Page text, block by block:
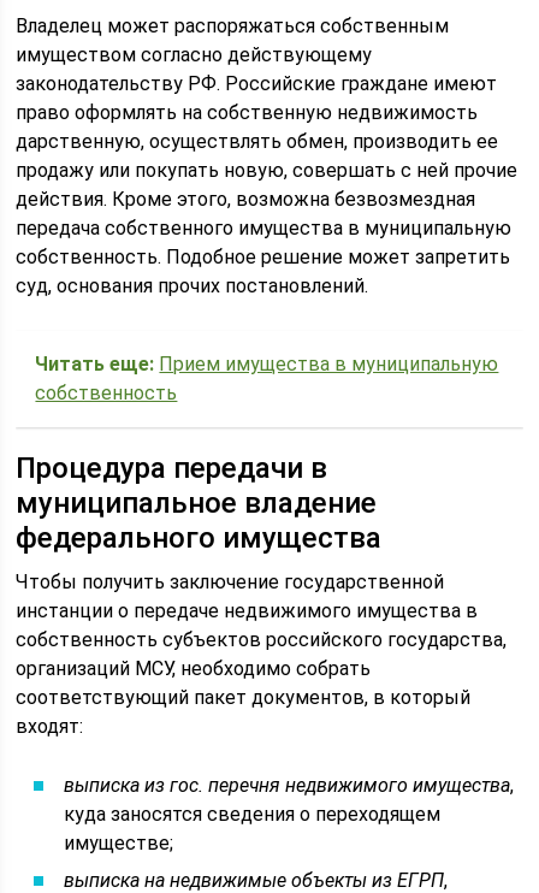
Владелец может распоряжаться собственным
имуществом согласно действующему
законодательству РФ. Российские граждане имеют
право оформлять на собственную недвижимость
дарственную, осуществлять обмен, производить ее
продажу или покупать новую, совершать с ней прочие
действия. Кроме этого, возможна безвозмездная
передача собственного имущества в муниципальную
собственность. Подобное решение может запретить
суд, основания прочих постановлений.
Читать еще: Прием имущества в муниципальную
собственность
Процедура передачи в
муниципальное владение
федерального имущества
Чтобы получить заключение государственной
инстанции о передаче недвижимого имущества в
собственность субъектов российского государства,
организаций МСУ, необходимо собрать
соответствующий пакет документов, в который
входят:
выписка из гос. перечня недвижимого имущества,
куда заносятся сведения о переходящем
имуществе;
выписка на недвижимые объекты из ЕГРП,